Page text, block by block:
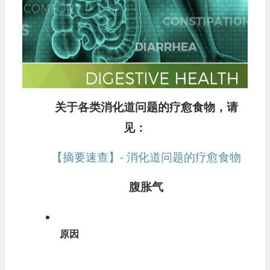
关于各类消化道问题的疗愈食物，请
见：
【摘要速查】- 消化道问题的疗愈食物
腹胀气
原因